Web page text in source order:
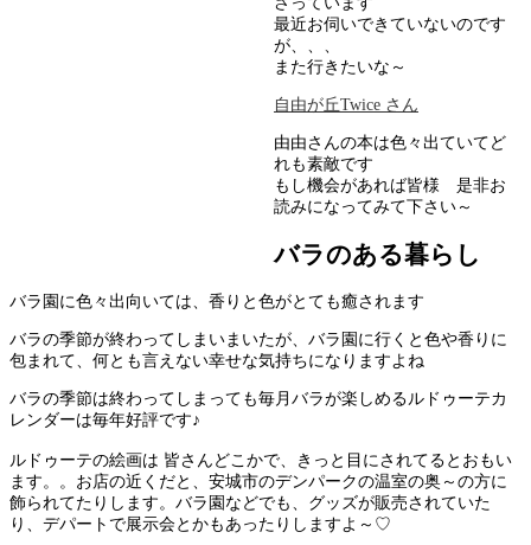
最近お伺いできていないのです
が、、、
また行きたいな～
自由が丘Twice さん
由由さんの本は色々出ていてど
れも素敵です
もし機会があれば皆様 是非お
読みになってみて下さい～
バラのある暮らし
バラ園に色々出向いては、香りと色がとても癒されます
バラの季節が終わってしまいまいたが、バラ園に行くと色や香りに
包まれて、何とも言えない幸せな気持ちになりますよね
バラの季節は終わってしまっても毎月バラが楽しめるルドゥーテカ
レンダーは毎年好評です♪
ルドゥーテの絵画は 皆さんどこかで、きっと目にされてるとおもい
ます。。お店の近くだと、安城市のデンパークの温室の奥～の方に
飾られてたりします。バラ園などでも、グッズが販売されていた
り、デパートで展示会とかもあったりしますよ～♡